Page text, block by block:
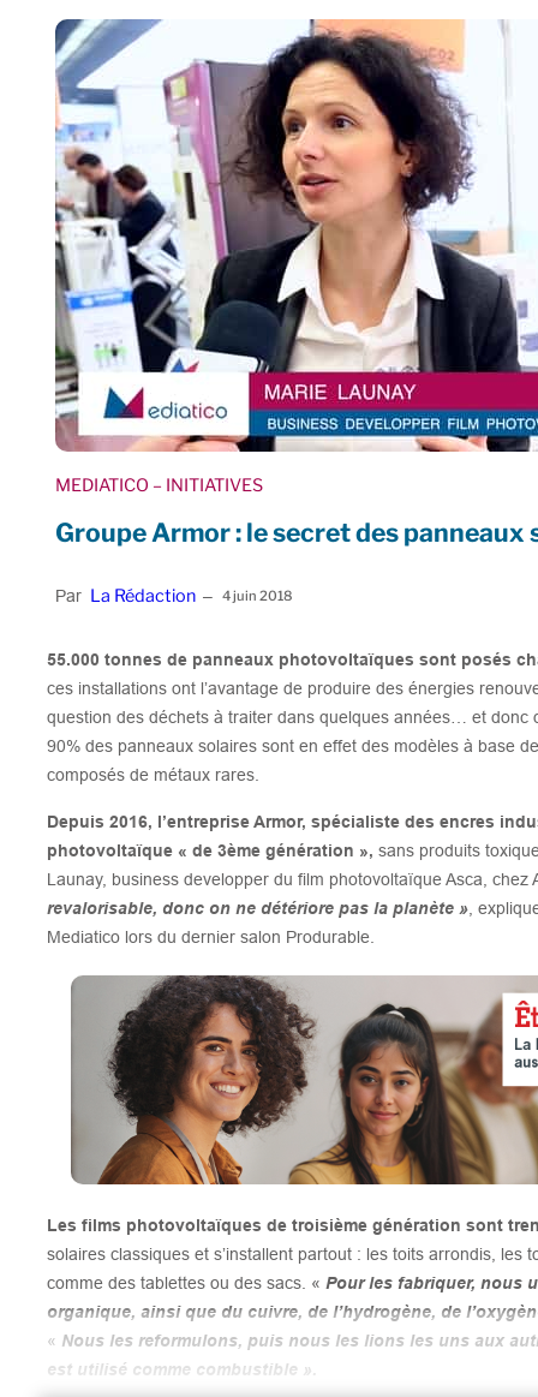
MEDIATICO – INITIATIVES
Groupe Armor : le secret des
Par La Rédaction – 4 juin 2018
55.000 tonnes de panneaux photovoltaïques sont posés
ces installations ont l’avantage de produire des énergies
question des déchets à traiter dans quelques années… et donc
90% des panneaux solaires sont en effet des modèles à base
composés de métaux rares.
Depuis 2016, l’entreprise Armor, spécialiste des encres
photovoltaïque « de 3ème génération », sans produits
Launay, business developper du film photovoltaïque Asca, chez
revalorisable, donc on ne détériore pas la planète » ,
Mediatico lors du dernier salon Produrable.
Les films photovoltaïques de troisième génération sont
solaires classiques et s’installent partout : les toits arrondis, les
comme des tablettes ou des sacs. « Pour les fabriquer, nous
organique, ainsi que du cuivre, de l’hydrogène, de
« Nous les reformulons, puis nous les lions les uns aux
est utilisé comme combustible ».